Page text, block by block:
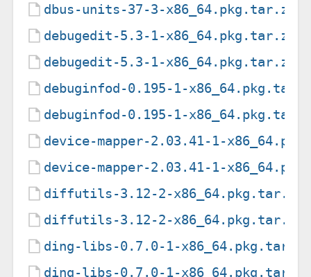
dbus-units-37-3-
debugedit-5.3-1-x86_64.pkg.tar.zst
debugedit-5.3-1-
debuginfod-0.195-1-
debuginfod-0.195-1-
device-mapper-2.03.41-1-
device-mapper-2.03.41-1-
diffutils-3.12-2-x86_64.pkg.tar.zst
diffutils-3.12-2-
ding-libs-0.7.0-1-
ding-libs-0.7.0-1-